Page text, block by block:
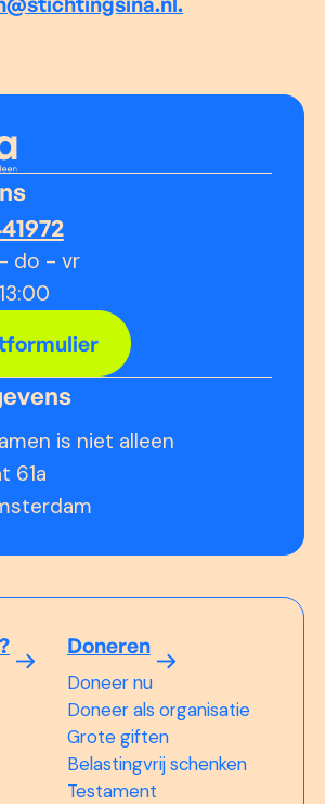
do - vr
is niet alleen
61a
Doneren
Doneer nu
Doneer als organisatie
Grote giften
Belastingvrij schenken
Testament